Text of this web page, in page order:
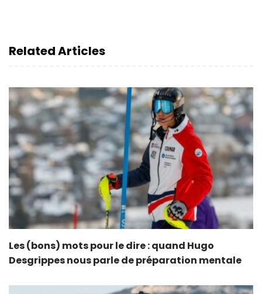
Related Articles
Les (bons) mots pour le dire : quand Hugo
Desgrippes nous parle de préparation mentale